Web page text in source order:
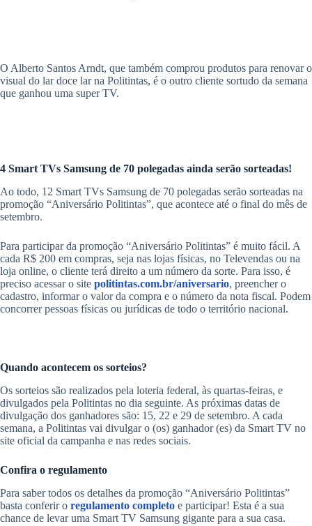
O Alberto Santos Arndt, que também comprou produtos para renovar o
visual do lar doce lar na Politintas, é o outro cliente sortudo da semana
que ganhou uma super TV.
4 Smart TVs Samsung de 70 polegadas ainda serão sorteadas!
Ao todo, 12 Smart TVs Samsung de 70 polegadas serão sorteadas na
promoção “Aniversário Politintas”, que acontece até o final do mês de
setembro.
Para participar da promoção “Aniversário Politintas” é muito fácil. A
cada R$ 200 em compras, seja nas lojas físicas, no Televendas ou na
loja online, o cliente terá direito a um número da sorte. Para isso, é
preciso acessar o site politintas.com.br/aniversario, preencher o
cadastro, informar o valor da compra e o número da nota fiscal. Podem
concorrer pessoas físicas ou jurídicas de todo o território nacional.
Quando acontecem os sorteios?
Os sorteios são realizados pela loteria federal, às quartas-feiras, e
divulgados pela Politintas no dia seguinte. As próximas datas de
divulgação dos ganhadores são: 15, 22 e 29 de setembro. A cada
semana, a Politintas vai divulgar o (os) ganhador (es) da Smart TV no
site oficial da campanha e nas redes sociais.
Confira o regulamento
Para saber todos os detalhes da promoção “Aniversário Politintas”
basta conferir o regulamento completo e participar! Esta é a sua
chance de levar uma Smart TV Samsung gigante para a sua casa.